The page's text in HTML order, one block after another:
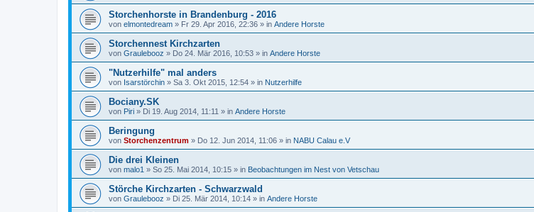
Storchenhorste in Brandenburg - 2016
von elmontedream » Fr 29. Apr 2016, 22:36 » in Andere Horste
Storchennest Kirchzarten
von Graulebooz » Do 24. Mär 2016, 10:53 » in Andere Horste
"Nutzerhilfe" mal anders
von Isarstörchin » Sa 3. Okt 2015, 12:54 » in Nutzerhilfe
Bociany.SK
von Piri » Di 19. Aug 2014, 11:11 » in Andere Horste
Beringung
von Storchenzentrum » Do 12. Jun 2014, 11:06 » in NABU Calau e.V
Die drei Kleinen
von malo1 » So 25. Mai 2014, 10:15 » in Beobachtungen im Nest von Vetschau
Störche Kirchzarten - Schwarzwald
von Graulebooz » Di 25. Mär 2014, 10:14 » in Andere Horste